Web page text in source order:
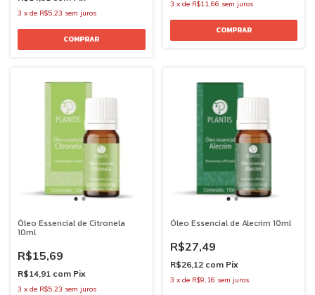
3 x de R$5,23 sem juros
3 x de R$11,66 sem juros
Óleo Essencial de Citronela
10ml
R$15,69
R$14,91 com Pix
3 x de R$5,23 sem juros
Óleo Essencial de Alecrim 10ml
R$27,49
R$26,12 com Pix
3 x de R$9,16 sem juros